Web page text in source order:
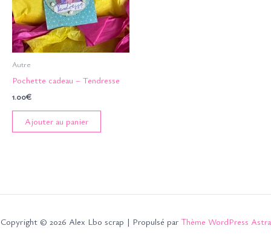
Autre
Pochette cadeau – Tendresse
1.00€
Ajouter au panier
Copyright © 2026 Alex Lbo scrap | Propulsé par Thème WordPress Astra